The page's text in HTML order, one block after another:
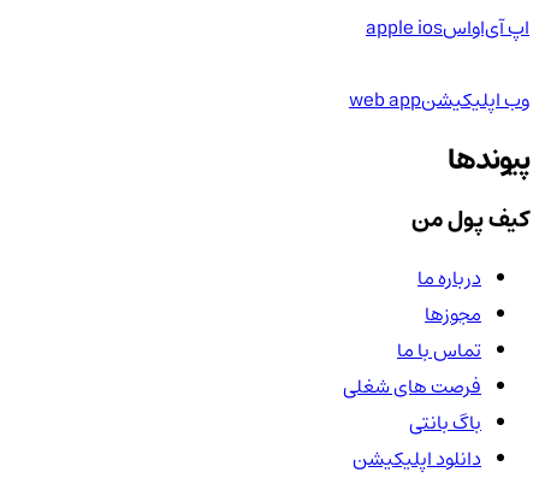
اپ آی‌او‌اسapple ios
وب اپلیکیشنweb app
پیوندها
کیف پول من
درباره ما
مجوزها
تماس با ما
فرصت های شغلی
باگ بانتی
دانلود اپلیکیشن